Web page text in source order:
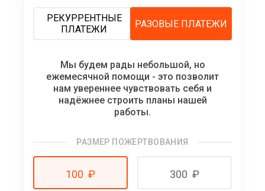
РЕКУРРЕНТНЫЕ
ПЛАТЕЖИ
РАЗОВЫЕ ПЛАТЕЖИ
Мы будем рады небольшой, но
ежемесячной помощи - это позволит
нам увереннее чувствовать себя и
надёжнее строить планы нашей
работы.
РАЗМЕР ПОЖЕРТВОВАНИЯ
100 ₽ 300 ₽